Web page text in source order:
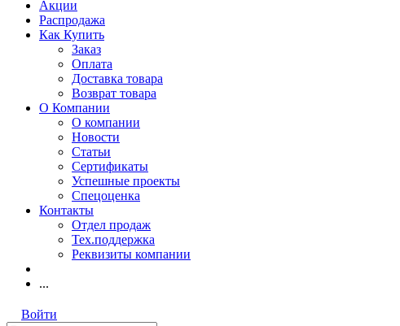
Акции
Распродажа
Как Купить
Заказ
Оплата
Доставка товара
Возврат товара
О Компании
О компании
Новости
Статьи
Сертификаты
Успешные проекты
Спецоценка
Контакты
Отдел продаж
Тех.поддержка
Реквизиты компании
...
Войти